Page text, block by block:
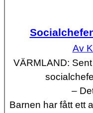
Av
VÄRMLAND:
–
Barnen har fått ett